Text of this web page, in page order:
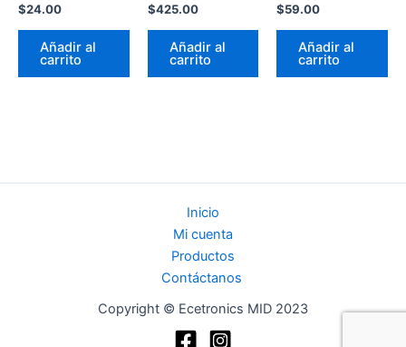
$24.00
Añadir al
carrito
$425.00
Añadir al
carrito
$59.00
Añadir al
carrito
Inicio
Mi cuenta
Productos
Contáctanos
Copyright © Ecetronics MID 2023